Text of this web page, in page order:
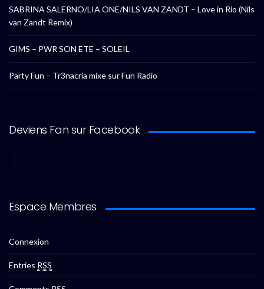
SABRINA SALERNO/LIA ONE/NILS VAN ZANDT – Love in Rio (Nils
van Zandt Remix)
GIMS – PWR SON ETE – SOLEIL
Party Fun – Tr3nacria mixe sur Fun Radio
Deviens Fan sur Facebook
Espace Membres
Connexion
Entries RSS